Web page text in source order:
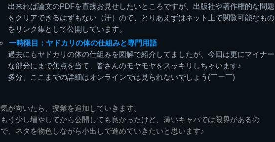
出来れば論文のPDFを直接お見せしたいところですが、出版社や著作権的な問題
をクリアできるはずもない（汗）ので、とりあえずはネット上で閲覧可能なもの
をリンク集として公開しています。
一時限目：ヤドカリの体の仕組みと専門用語
過去にもヤドカリの体の仕組みを図解で紹介してましたが、今回は更にマイナー
な部分にまで焦点を当て、皆さんのモヤモヤをスッキリしちゃいます♪
多分、ここまでの詳細はオンラインでは見られないでしょう(￣ー￣)
気が向いたら、授業を追加していきます。
もう少し増やしてから公開しても良かったけど、薄いキャパでは限界があるの
で、ネタを物色しながら小出しで進めていきたいと思います♪